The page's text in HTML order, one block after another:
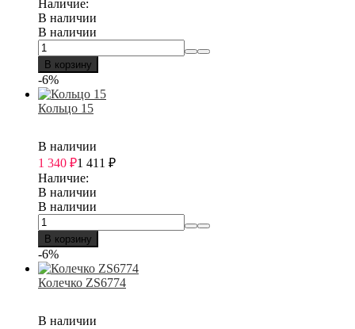
Наличие:
В наличии
В наличии
В корзину
-6%
Кольцо 15
В наличии
1 340 ₽1 411 ₽
Наличие:
В наличии
В наличии
В корзину
-6%
Колечко ZS6774
В наличии